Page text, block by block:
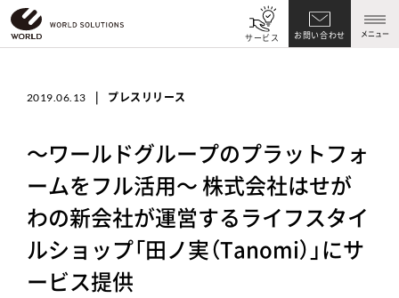
サービス お問い合わせ メニュー
2019.06.13 | プレスリリース
～ワールドグループのプラットフォ
ームをフル活用～ 株式会社はせが
わの新会社が運営するライフスタイ
ルショップ「田ノ実（Tanomi）」にサ
ービス提供